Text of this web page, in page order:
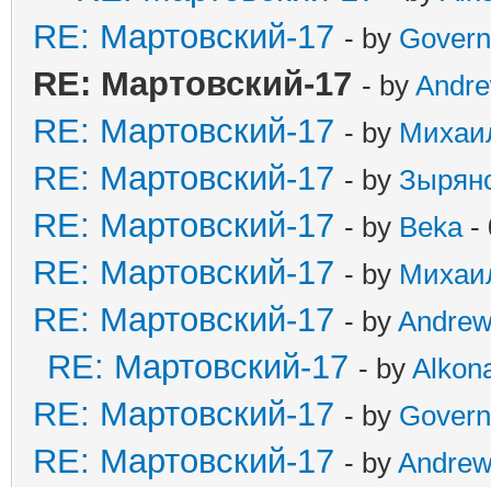
RE: Мартовский-17 - by
RE: Мартовский-17 - by
RE: Мартовский-17 - by
RE: Мартовский-17 - by
RE: Мартовский-17 - by Beka-
RE: Мартовский-17 - by
RE: Мартовский-17 - by
RE: Мартовский-17 - by
RE: Мартовский-17 - by
RE: Мартовский-17 - by